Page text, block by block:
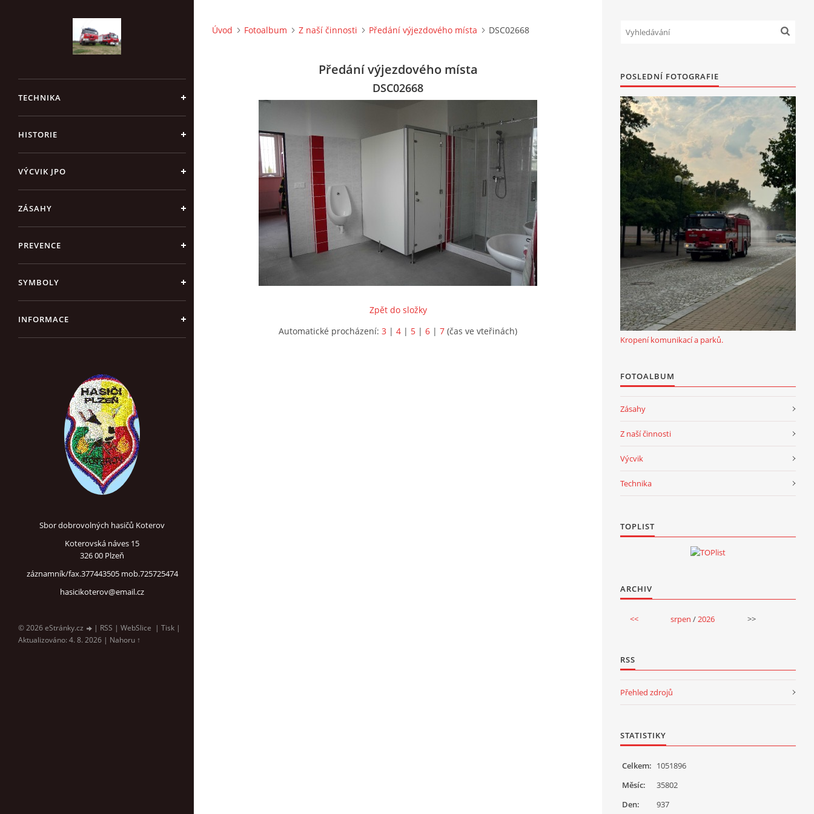
TECHNIKA
HISTORIE
VÝCVIK JPO
ZÁSAHY
PREVENCE
SYMBOLY
INFORMACE
Sbor dobrovolných hasičů Koterov
Koterovská náves 15
326 00 Plzeň
záznamník/fax.377443505 mob.725725474
hasicikoterov@email.cz
© 2026 eStránky.cz | RSS | WebSlice | Tisk |
Aktualizováno: 4. 8. 2026 | Nahoru ↑
Úvod Fotoalbum Z naší činnosti Předání výjezdového místa DSC02668
Předání výjezdového místa
DSC02668
Zpět do složky
Automatické procházení: 3 | 4 | 5 | 6 | 7 (čas ve vteřinách)
POSLEDNÍ FOTOGRAFIE
Kropení komunikací a parků.
FOTOALBUM
Zásahy
Z naší činnosti
Výcvik
Technika
TOPLIST
ARCHIV
<< srpen /2026 >>
RSS
Přehled zdrojů
STATISTIKY
Celkem: 1051896
Měsíc:
35802
Den:
937